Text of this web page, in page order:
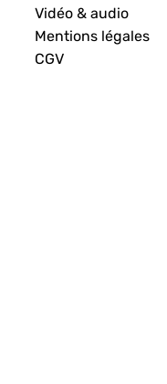
Vidéo & audio
Mentions légales
CGV